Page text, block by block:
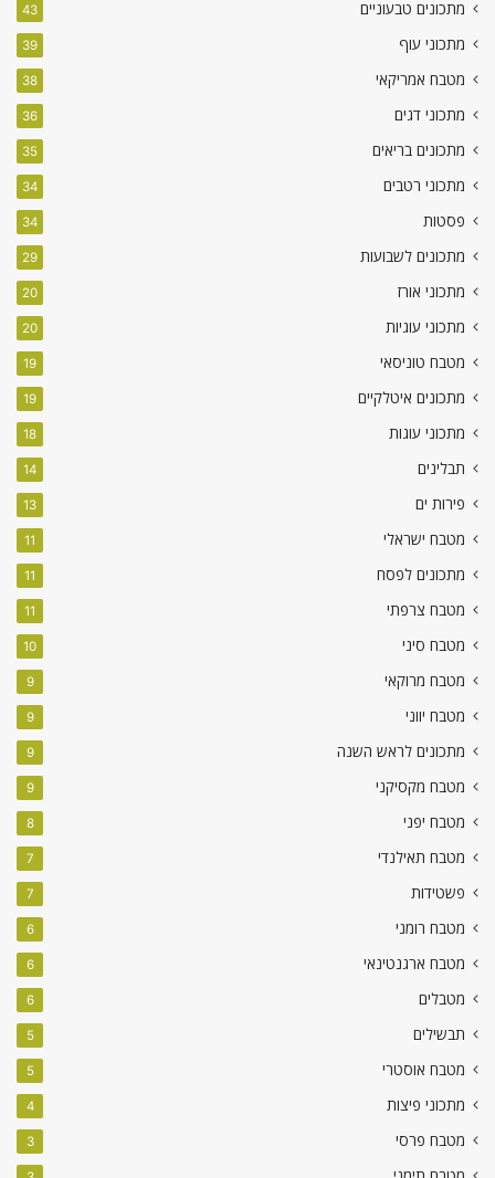
מתכונים טבעוניים 43
מתכוני עוף 39
מטבח אמריקאי 38
מתכוני דגים 36
מתכונים בריאים 35
מתכוני רטבים 34
פסטות 34
מתכונים לשבועות 29
מתכוני אורז 20
מתכוני עוגיות 20
מטבח טוניסאי 19
מתכונים איטלקיים 19
מתכוני עוגות 18
תבלינים 14
פירות ים 13
מטבח ישראלי 11
מתכונים לפסח 11
מטבח צרפתי 11
מטבח סיני 10
מטבח מרוקאי 9
מטבח יווני 9
מתכונים לראש השנה 9
מטבח מקסיקני 9
מטבח יפני 8
מטבח תאילנדי 7
פשטידות 7
מטבח רומני 6
מטבח ארגנטינאי 6
מטבלים 6
תבשילים 5
מטבח אוסטרי 5
מתכוני פיצות 4
מטבח פרסי 3